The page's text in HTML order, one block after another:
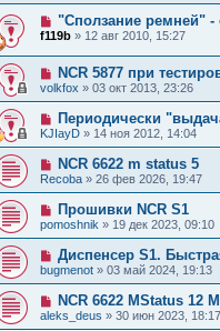
"Сползание ремней" -
f119b » 12 авг 2010, 15:27
NCR 5877 при
volkfox » 03 окт 2013, 23:26
Периодически
KJIayD » 14 ноя 2012, 14:04
NCR 6622 m status 5
Recoba » 26 фев 2026, 19:47
Прошивки NCR S1
pomoshnik » 19 дек 2023, 09:10
Диспенсер S1.
bugmenot » 03 май 2024, 19:13
NCR 6622 MStatus 12
aleks_deus » 30 июн 2023, 18:17